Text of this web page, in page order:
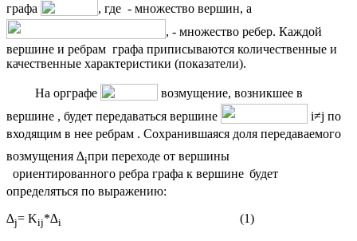
графа
, где - множество вершин, а
, - множество ребер. Каждой
вершине и ребрам графа приписываются количественные и
качественные характеристики (показатели).
На орграфе
возмущение, возникшее в
вершине , будет передаваться вершине
i≠j по
входящим в нее ребрам . Сохранившаяся доля передаваемого
возмущения ∆iпри переходе от вершины
ориентированного ребра графа к вершине будет
определяться по выражению:
∆j= Kij*∆i (1)